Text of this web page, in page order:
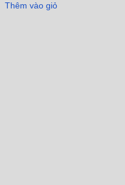
Thêm vào giỏ